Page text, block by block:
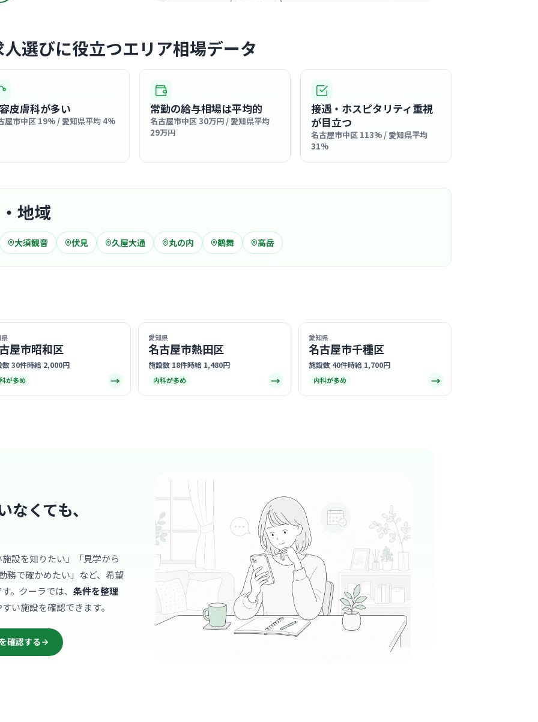
居宅介護
葵訪問介護事業所
診療科 訪問看護 介護施設
利用者様一人ひとりに寄り添う姿勢を大切にしており、温
かみのあるサービス提供を心がけている事業所です。
医療法人栄心会栄メンタルクリニック
力です。
… 詳しく見る
この周辺の募集を確認 →
者様もリラックスできる環境が整っています。
… 詳しく見る
この周辺の募集を確認 →
クリニック 気になる
本町クリニック
最寄り 矢場町駅周辺
診療科 精神科 +
院内は白を基調とした清潔感あふれるモダンなデザインで
選びに役立つエリア相場データ
皮膚科が多い
屋市中区 19% / 愛知県平均 4%
常勤の給与相場は平均的
名古屋市中区 30万円 / 愛知県平均
29万円
接遇・ホスピタリティ重視
が目立つ
名古屋市中区 113% / 愛知県平均
31%
地域
大須観音 伏見 久屋大通 丸の内 鶴舞 高岳
屋市昭和区
数 30件時給 2,000円
が多め →
愛知県
名古屋市熱田区
施設数 18件時給 1,480円
内科が多め →
愛知県
名古屋市千種区
施設数 40件時給 1,700円
内科が多め →
くても、
設を知りたい」「見学から
務で確かめたい」など、希望
。クーラでは、 条件を整理
い施設を確認できます。
確認する